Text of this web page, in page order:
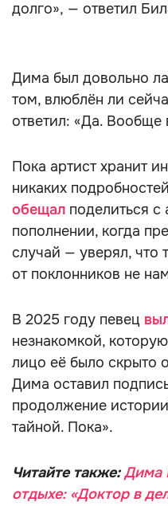
долго», — ответил
Дима был довольно
том, влюблён ли
ответил: «Да. Вообще
Пока артист хранит
никаких
обещал поделиться
пополнении, когда
случай — уверял, что
от поклонников не
В 2025 году певец
незнакомкой,
лицо её было скрыто
Дима оставил
продолжение
тайной. Пока».
Читайте также:Дима
отдыхе: «Доктор в